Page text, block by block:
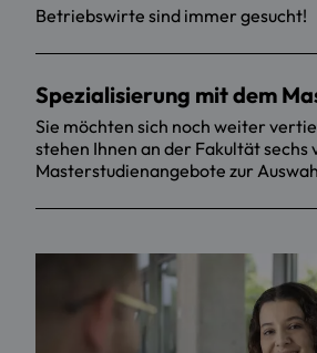
Betriebswirte sind immer gesucht!
Spezialisierung mit dem
Sie möchten sich noch weiter
stehen Ihnen an der Fakultät sechs
Masterstudienangebote zur